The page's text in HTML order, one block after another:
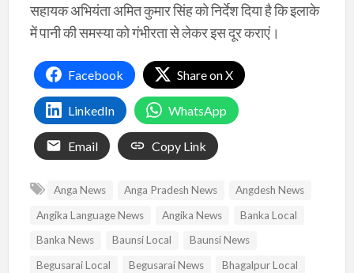
सहायक अभियंता अमित कुमार सिंह काे निर्देश दिया है कि इलाके
में पानी की समस्या को गंभीरता से लेकर इस दूर कराएं।
Facebook Share on X
LinkedIn WhatsApp
Email Copy Link
Anga News Anga Pradesh News
Angdesh News
Angika Language News
Angika News
Banka Local
Banka News
Baunsi Local
Baunsi News
Begusarai Local
Begusarai News
Bhagalpur Local